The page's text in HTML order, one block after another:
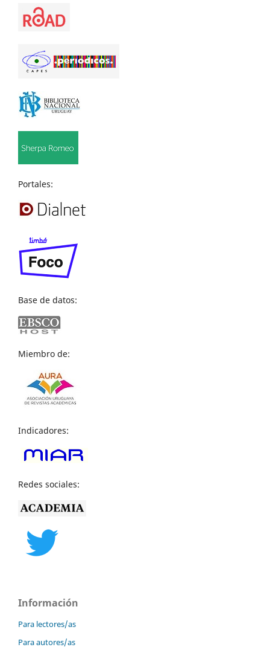
Portales:
Base de datos:
Miembro de:
Indicadores:
Redes sociales:
Información
Para lectores/as
Para autores/as